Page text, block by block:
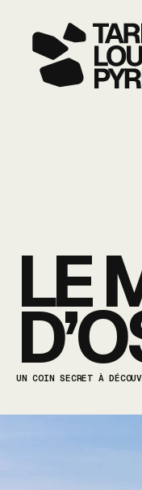
LE
UN COIN SECRET À